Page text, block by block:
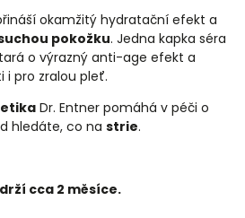
okamžitý hydratační efekt a
pokožku. Jedna kapka séra
o výrazný anti-age efekt a
i pro zralou pleť.
Dr. Entner pomáhá v péči o
hledáte, co na strie.
cca 2 měsíce.